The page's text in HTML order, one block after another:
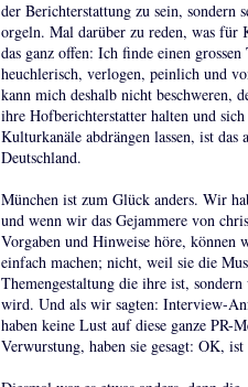
der Berichterstattung zu sein, sondern
orgeln. Mal darüber zu reden, was für
das ganz offen: Ich finde einen
heuchlerisch, verlogen, peinlich und
kann mich deshalb nicht beschweren,
ihre Hofberichterstatter halten und
Kulturkanäle abdrängen lassen, ist
Deutschland.
München ist zum Glück anders. Wir
und wenn wir das Gejammere von
Vorgaben und Hinweise höre, können
einfach machen; nicht, weil sie die
Themengestaltung die ihre ist,
wird. Und als wir sagten: Interview-
haben keine Lust auf diese ganze PR-
Verwurstung, haben sie gesagt: OK,